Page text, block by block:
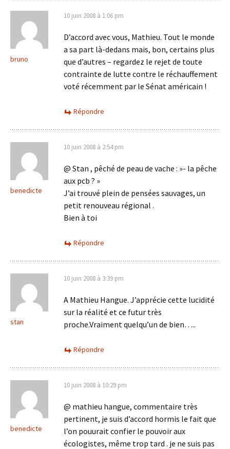
bruno
10 juin 2008 à 1:06 pm
D’accord avec vous, Mathieu. Tout le monde
a sa part là-dedans mais, bon, certains plus
que d’autres – regardez le rejet de toute
contrainte de lutte contre le réchauffement
voté récemment par le Sénat américain !
Répondre
benedicte
10 juin 2008 à 2:54 pm
@ Stan , pêché de peau de vache : »- la pêche
aux pcb ? »
J’ai trouvé plein de pensées sauvages, un
petit renouveau régional .
Bien à toi
Répondre
stan
10 juin 2008 à 3:39 pm
A Mathieu Hangue. J’apprécie cette lucidité
sur la réalité et ce futur très
proche.Vraiment quelqu’un de bien…..
Répondre
benedicte
10 juin 2008 à 10:29 pm
@ mathieu hangue, commentaire très
pertinent, je suis d’accord hormis le fait que
l’on pouurait confier le pouvoir aux
écologistes, même trop tard . je ne suis pas